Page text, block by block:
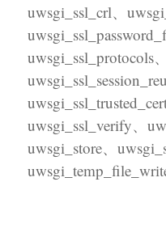
uwsgi_ssl_crl、
uwsgi_ssl_protocols
uwsgi_ssl_verify、
uwsgi_store、